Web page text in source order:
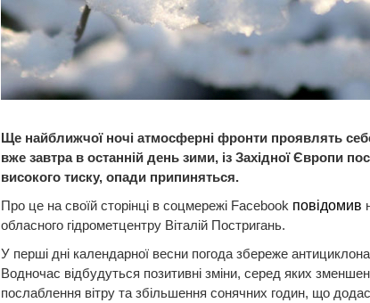
Ще найближчої ночі атмосферні фронти проявлять
вже завтра в останній день зими, із Західної Європи
високого тиску, опади припиняться.
Про це на своїй сторінці в соцмережі Facebook повідомив
обласного гідрометцентру Віталій Постригань.
У перші дні календарної весни погода збереже
Водночас відбудуться позитивні зміни, серед яких
послаблення вітру та збільшення сонячних годин, що